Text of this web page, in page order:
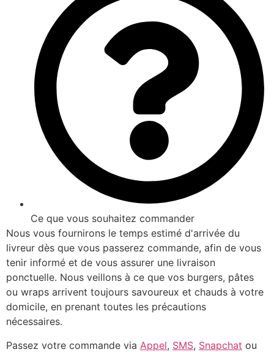
Ce que vous souhaitez commander
Nous vous fournirons le temps estimé d'arrivée du
livreur dès que vous passerez commande, afin de vous
tenir informé et de vous assurer une livraison
ponctuelle. Nous veillons à ce que vos burgers, pâtes
ou wraps arrivent toujours savoureux et chauds à votre
domicile, en prenant toutes les précautions
nécessaires.
Passez votre commande via Appel, SMS, Snapchat ou